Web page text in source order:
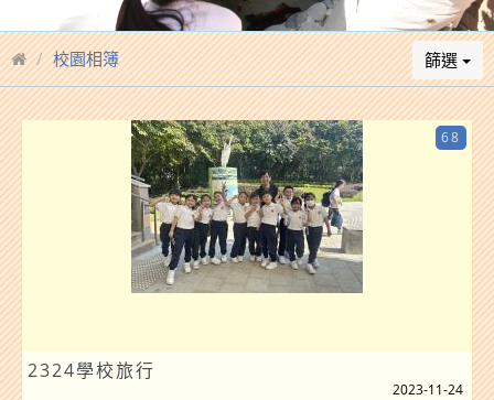
校園相簿 篩選
2324學校旅行
68
2023-11-24